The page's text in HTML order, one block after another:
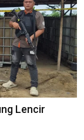
Lencir